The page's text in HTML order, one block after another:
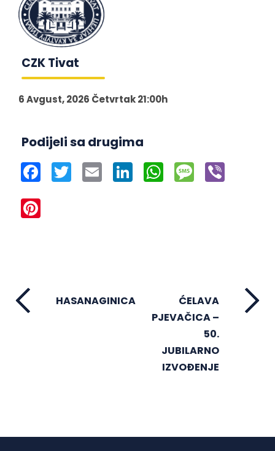
CZK Tivat
6 Avgust, 2026 Četvrtak 21:00h
Podijeli sa drugima
Facebook
Twitter Email LinkedInWhatsApp
Message
HASANAGINICA
ĆELAVA
PJEVAČICA –
50.
JUBILARNO
IZVOĐENJE